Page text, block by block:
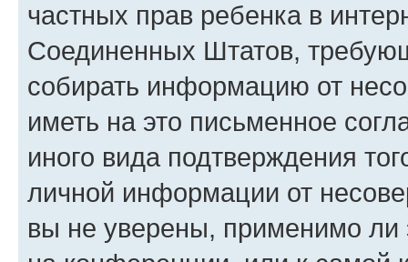
частных прав ребенка в
Соединенных Штатов,
собирать информацию от
иметь на это письменное
иного вида подтверждения
личной информации от
вы не уверены, применимо ли